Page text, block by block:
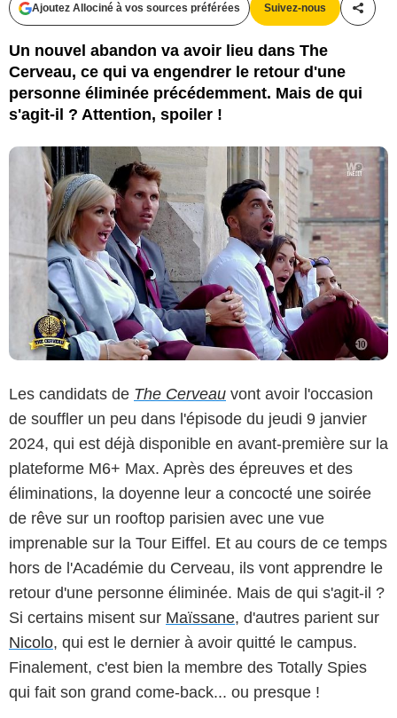
Ajoutez Allociné à vos sources préférées Suivez-nous
Un nouvel abandon va avoir lieu dans The
Cerveau, ce qui va engendrer le retour d'une
personne éliminée précédemment. Mais de qui
s'agit-il ? Attention, spoiler !
Les candidats de The Cerveau vont avoir l'occasion
de souffler un peu dans l'épisode du jeudi 9 janvier
2024, qui est déjà disponible en avant-première sur la
plateforme M6+ Max. Après des épreuves et des
éliminations, la doyenne leur a concocté une soirée
de rêve sur un rooftop parisien avec une vue
imprenable sur la Tour Eiffel. Et au cours de ce temps
hors de l'Académie du Cerveau, ils vont apprendre le
retour d'une personne éliminée. Mais de qui s'agit-il ?
Si certains misent sur Maïssane, d'autres parient sur
Nicolo, qui est le dernier à avoir quitté le campus.
Finalement, c'est bien la membre des Totally Spies
qui fait son grand come-back... ou presque !